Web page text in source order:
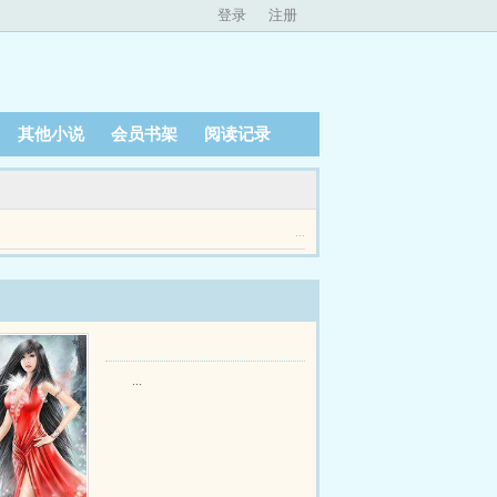
登录 注册
其他小说 会员书架 阅读记录
...
...